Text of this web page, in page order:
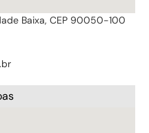
Baixa, CEP 90050-100